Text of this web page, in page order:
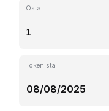
Osta
Tokenista